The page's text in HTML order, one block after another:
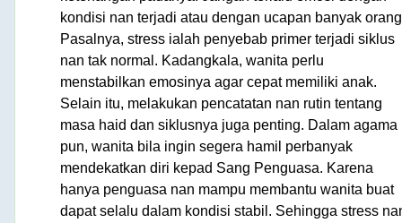
kondisi nan terjadi atau dengan ucapan banyak
Pasalnya, stress ialah penyebab primer terjadi siklus
nan tak normal. Kadangkala, wanita perlu
menstabilkan emosinya agar cepat memiliki anak.
Selain itu, melakukan pencatatan nan rutin tentang
masa haid dan siklusnya juga penting. Dalam agama
pun, wanita bila ingin segera hamil perbanyak
mendekatkan diri kepad Sang Penguasa. Karena
hanya penguasa nan mampu membantu wanita buat
dapat selalu dalam kondisi stabil. Sehingga stress